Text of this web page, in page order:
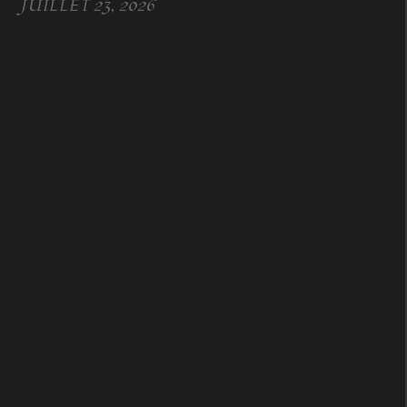
JUILLET 23, 2026